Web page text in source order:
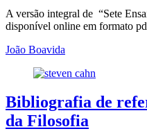
A versão integral de “Sete
disponível online em formato
João Boavida
Bibliografia de
da Filosofia